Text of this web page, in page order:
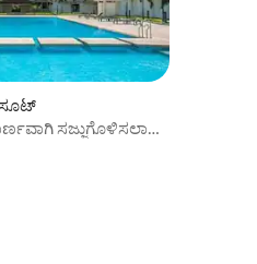
ಸೂಟ್
ಸಜ್ಜುಗೊಳಿಸಲಾದ